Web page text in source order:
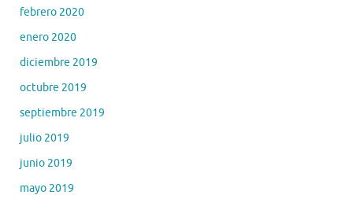
febrero 2020
enero 2020
diciembre 2019
octubre 2019
septiembre 2019
julio 2019
junio 2019
mayo 2019